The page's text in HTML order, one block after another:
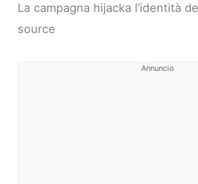
La campagna hijacka l’identità
source
Annuncio